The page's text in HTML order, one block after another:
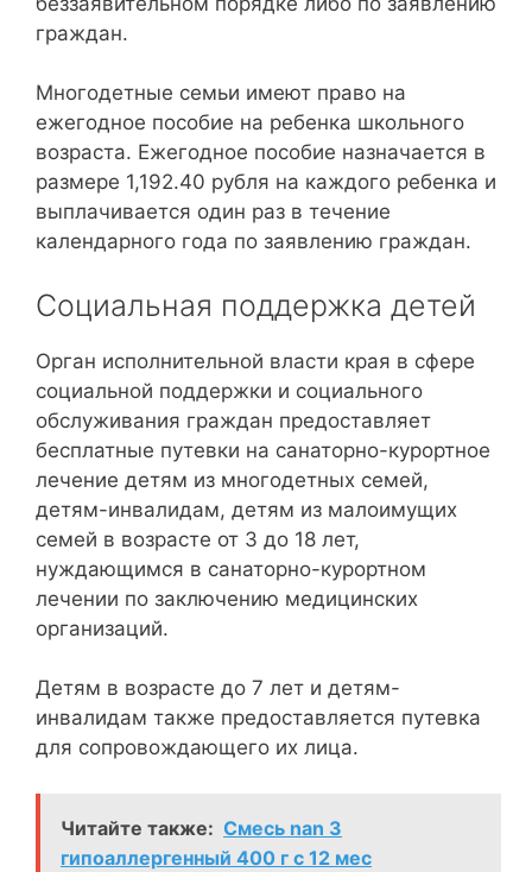
граждан.
Многодетные семьи имеют право на
ежегодное пособие на ребенка школьного
возраста. Ежегодное пособие назначается в
размере 1,192.40 рубля на каждого ребенка и
выплачивается один раз в течение
календарного года по заявлению граждан.
Социальная поддержка детей
Орган исполнительной власти края в сфере
социальной поддержки и социального
обслуживания граждан предоставляет
бесплатные путевки на санаторно-курортное
лечение детям из многодетных семей,
детям-инвалидам, детям из малоимущих
семей в возрасте от 3 до 18 лет,
нуждающимся в санаторно-курортном
лечении по заключению медицинских
организаций.
Детям в возрасте до 7 лет и детям-
инвалидам также предоставляется путевка
для сопровождающего их лица.
Читайте также: Смесь nan 3
гипоаллергенный 400 г с 12 мес